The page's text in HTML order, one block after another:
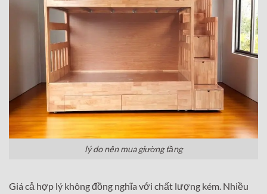
lý do nên mua giường tầng
Giá cả hợp lý không đồng nghĩa với chất lượng kém. Nhiều